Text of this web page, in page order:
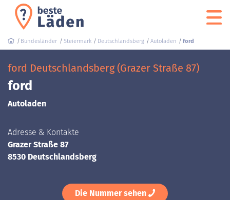
Bundesländer Steiermark Deutschlandsberg Autoladen ford
ford Deutschlandsberg (Grazer Straße 87)
ford
Autoladen
Adresse & Kontakte
Grazer Straße 87
8530 Deutschlandsberg
Die Nummer sehen